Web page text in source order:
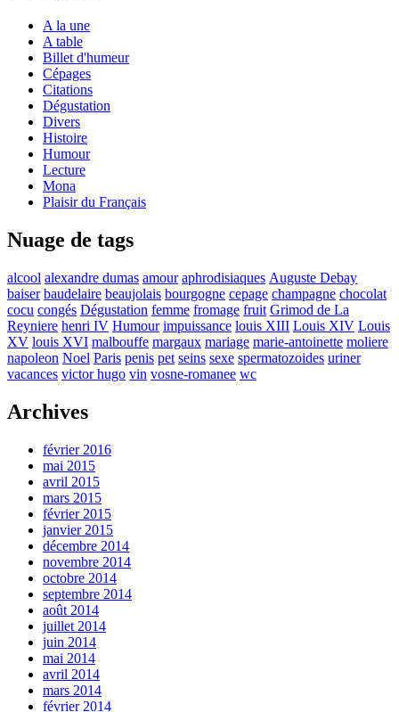
A la une
A table
Billet d'humeur
Cépages
Citations
Dégustation
Divers
Histoire
Humour
Lecture
Mona
Plaisir du Français
Nuage de tags
alcool alexandre dumas amour aphrodisiaques Auguste Debay
baiser baudelaire beaujolais bourgogne cepage champagne chocolat
cocu congés Dégustation femme fromage fruit Grimod de La
Reyniere henri IV Humour impuissance louis XIII Louis XIV Louis
XV louis XVI malbouffe margaux mariage marie-antoinette moliere
napoleon Noel Paris penis pet seins sexe spermatozoides uriner
vacances victor hugo vin vosne-romanee wc
Archives
février 2016
mai 2015
avril 2015
mars 2015
février 2015
janvier 2015
décembre 2014
novembre 2014
octobre 2014
septembre 2014
août 2014
juillet 2014
juin 2014
mai 2014
avril 2014
mars 2014
février 2014